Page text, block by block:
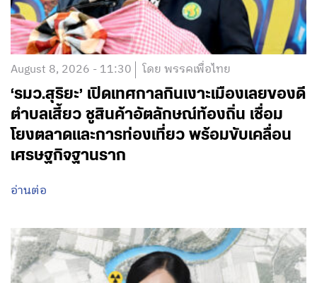
August 8, 2026 - 11:30 โดย พรรคเพื่อไทย
‘รมว.สุริยะ’ เปิดเทศกาลกินเงาะเมืองเลยของดี
ตำบลเสี้ยว ชูสินค้าอัตลักษณ์ท้องถิ่น เชื่อม
โยงตลาดและการท่องเที่ยว พร้อมขับเคลื่อน
เศรษฐกิจฐานราก
อ่านต่อ